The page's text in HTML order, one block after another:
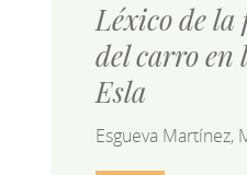
Léxico de
del carro en
Esla
Esgueva Martínez,